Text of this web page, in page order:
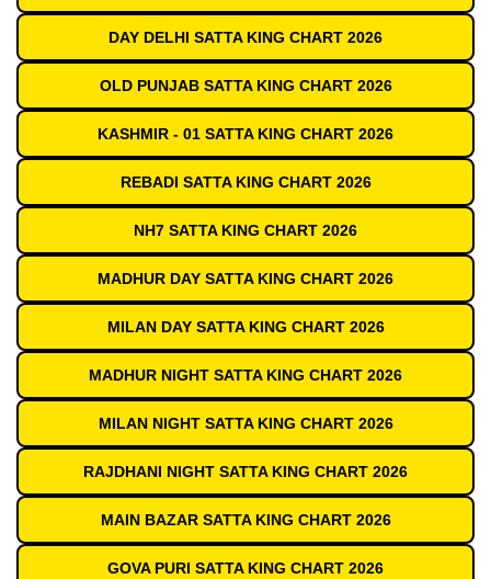
DAY DELHI SATTA KING CHART 2026
OLD PUNJAB SATTA KING CHART 2026
KASHMIR - 01 SATTA KING CHART 2026
REBADI SATTA KING CHART 2026
NH7 SATTA KING CHART 2026
MADHUR DAY SATTA KING CHART 2026
MILAN DAY SATTA KING CHART 2026
MADHUR NIGHT SATTA KING CHART 2026
MILAN NIGHT SATTA KING CHART 2026
RAJDHANI NIGHT SATTA KING CHART 2026
MAIN BAZAR SATTA KING CHART 2026
GOVA PURI SATTA KING CHART 2026